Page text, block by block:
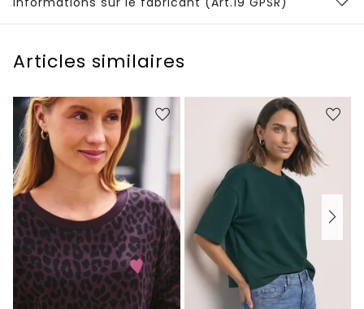
Articles similaires